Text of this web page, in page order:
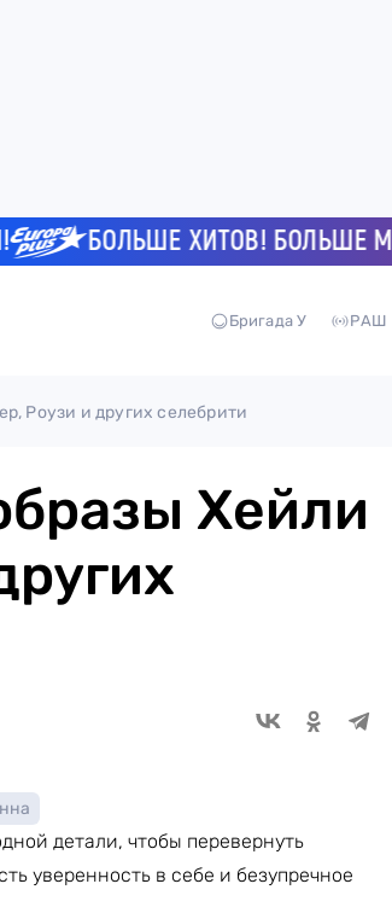
БОЛЬШЕ ХИТОВ! БОЛЬШЕ
Бригада У РАШ
Роузи и других селебрити
Хейли
детали, чтобы перевернуть
уверенность в себе и безупречное